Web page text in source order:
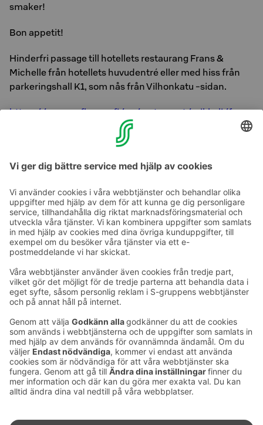
smaker!
Bon appetit!
Hinderfri passage till hotellets restaurang Frans &
Michelle från hotellets huvudentré eller med hiss från
parkeringshall K1, som nås från Vilhonkatu -sidan.
https://www.raflaamo.fi/en/restaurant/mikkeli/frans
https://www.raflaamo.fi/sv/st-michel
Ta kontakt
Kontaktuppgifter till hotellen
Feedback
Ge feedback
Sokos Hotels nyhetsbrev
nyhetsbrev
Du får Sokos Hotellens senaste
förmåner och nyheter till din e-
post varje månad.
Utmärkelser och certifikat
Sokos Hotels i sociala medier
Sokos
Hotels på
Sokos
Hotels på
Sokos
Hotels
på
Sokos
Hotels i
Linkedin